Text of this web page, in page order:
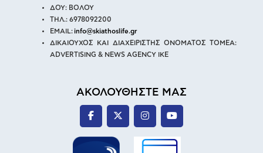
ΔΟΥ: ΒΟΛΟΥ
ΤΗΛ.: 6978092200
EMAIL:info@skiathoslife.gr
ΔΙΚΑΙΟΥΧΟΣ ΚΑΙ ΔΙΑΧΕΙΡΙΣΤΗΣ ΟΝΟΜΑΤΟΣ ΤΟΜΕΑ:
ADVERTISING & NEWS AGENCY IKE
ΑΚΟΛΟΥΘΗΣΤΕ ΜΑΣ